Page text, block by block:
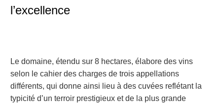
l’excellence
Le domaine, étendu sur 8 hectares, élabore des vins
selon le cahier des charges de trois appellations
différents, qui donne ainsi lieu à des cuvées reflétant la
typicité d’un terroir prestigieux et de la plus grande